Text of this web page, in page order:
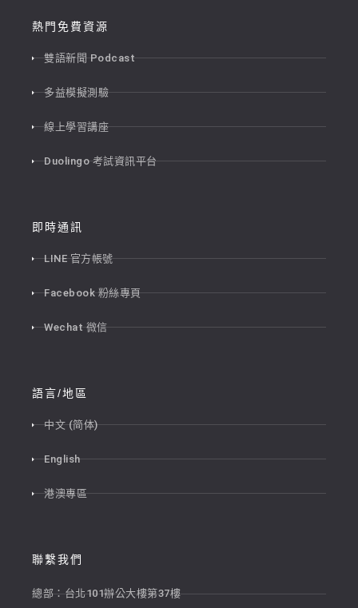
熱門免費資源
雙語新聞 Podcast
多益模擬測驗
線上學習講座
Duolingo 考試資訊平台
即時通訊
LINE 官方帳號
Facebook 粉絲專頁
Wechat 微信
語言/地區
中文 (简体)
English
港澳專區
聯繫我們
總部：台北101辦公大樓第37樓